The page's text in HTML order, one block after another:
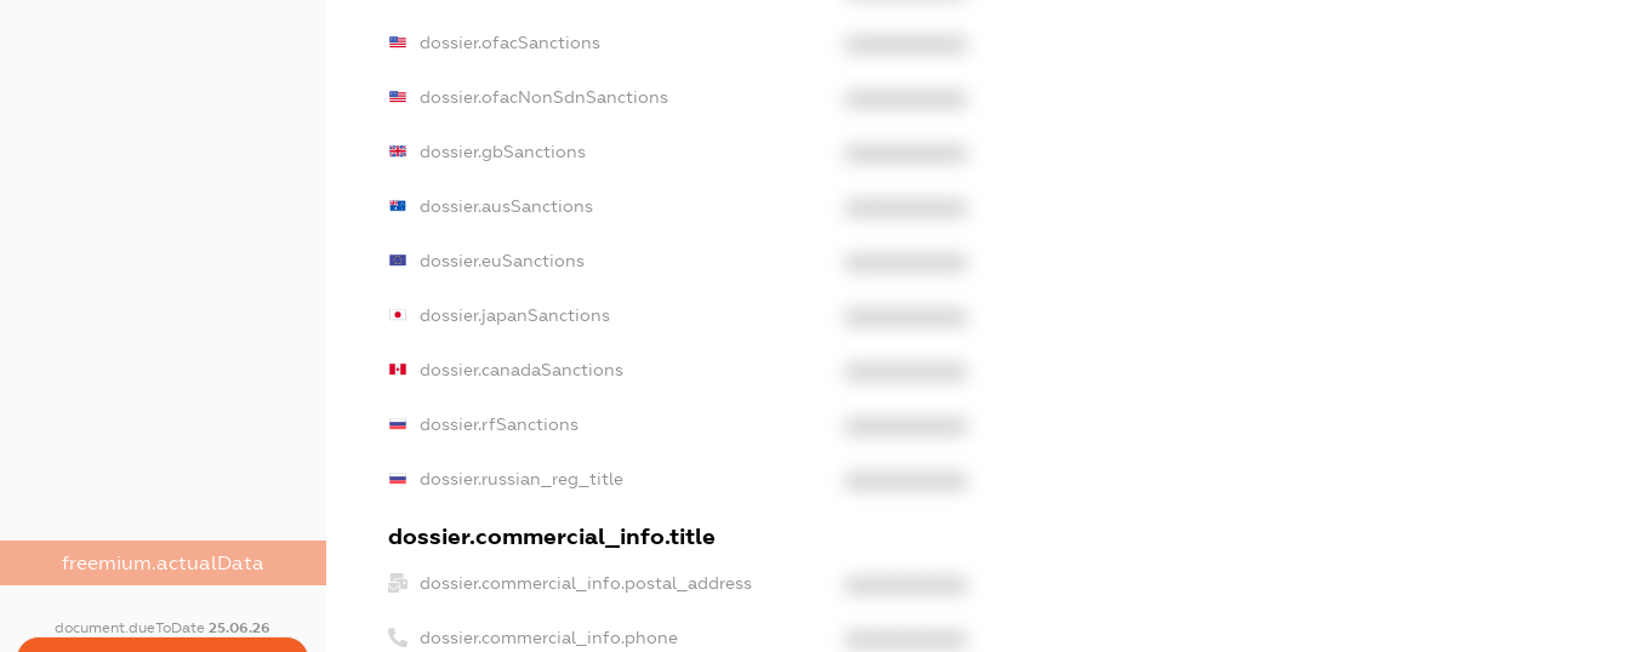
freemium.actualData
document.dueToDate25.06.26
dossier.ofacSanctions
dossier.ofacNonSdnSanctions
dossier.gbSanctions
dossier.ausSanctions
dossier.euSanctions
dossier.japanSanctions
dossier.canadaSanctions
dossier.rfSanctions
dossier.russian_reg_title
dossier.commercial_info.title
dossier.commercial_info.postal_address
dossier.commercial_info.phone